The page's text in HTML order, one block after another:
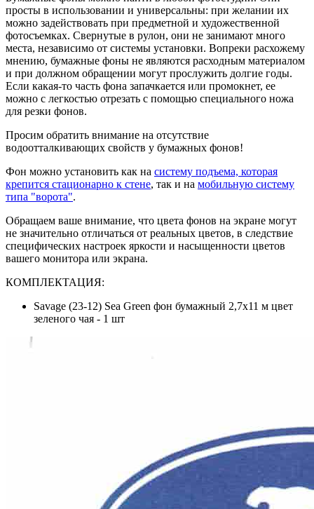
просты в использовании и универсальны: при желании их
можно задействовать при предметной и художественной
фотосъемках. Свернутые в рулон, они не занимают много
места, независимо от системы установки. Вопреки расхожему
мнению, бумажные фоны не являются расходным материалом
и при должном обращении могут прослужить долгие годы.
Если какая-то часть фона запачкается или промокнет, ее
можно с легкостью отрезать с помощью специального ножа
для резки фонов.
Просим обратить внимание на отсутствие
водоотталкивающих свойств у бумажных фонов!
Фон можно установить как на систему подъема, которая
крепится стационарно к стене, так и на мобильную систему
типа "ворота".
Обращаем ваше внимание, что цвета фонов на экране могут
не значительно отличаться от реальных цветов, в следствие
специфических настроек яркости и насыщенности цветов
вашего монитора или экрана.
КОМПЛЕКТАЦИЯ:
Savage (23-12) Sea Green фон бумажный 2,7x11 м цвет
зеленого чая - 1 шт